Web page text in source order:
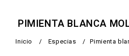
PIMIENTA BLANCA
Inicio / Especias / Pimienta